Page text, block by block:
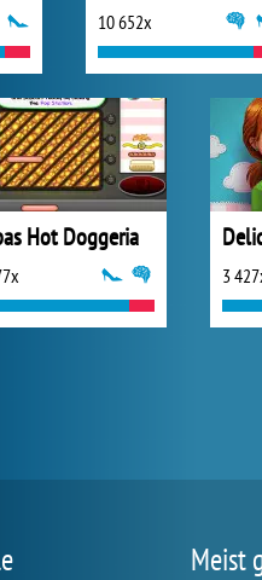
10 652x
Hot Doggeria
3
Meist